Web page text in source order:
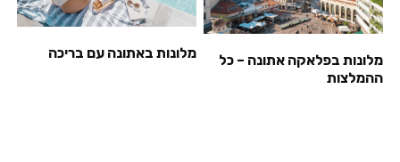
מלונות בפלאקה אתונה – כל
ההמלצות
מלונות באתונה עם בריכה